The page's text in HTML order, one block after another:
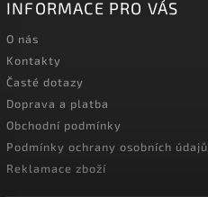
INFORMACE PRO VÁS
O nás
Kontakty
Časté dotazy
Doprava a platba
Obchodní podmínky
Podmínky ochrany osobních údajů
Reklamace zboží